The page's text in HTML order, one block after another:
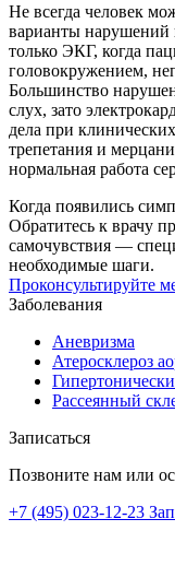
Не всегда человек
варианты
только ЭКГ, когда
головокружением,
Большинство
слух, зато
дела при
трепетания и
нормальная работа
Когда появились
Обратитесь к врачу
самочувствия —
необходимые шаги.
Проконсультируйте
Заболевания
Аневризма
Атеросклероз
Рассеянный
Записаться
Позвоните нам или
+7 (495) 023-12-23